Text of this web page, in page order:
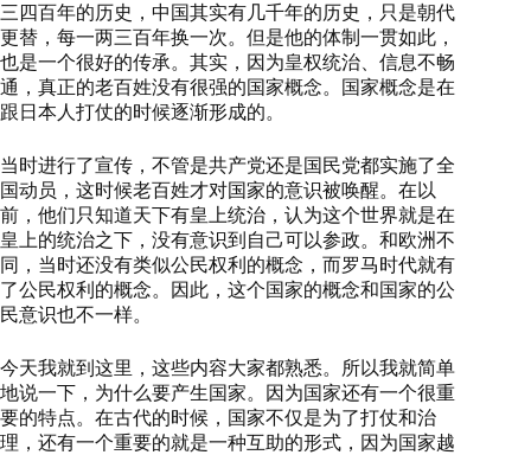
三四百年的历史，中国其实有几千年的历史，只是朝代
更替，每一两三百年换一次。但是他的体制一贯如此，
也是一个很好的传承。其实，因为皇权统治、信息不畅
通，真正的老百姓没有很强的国家概念。国家概念是在
跟日本人打仗的时候逐渐形成的。
当时进行了宣传，不管是共产党还是国民党都实施了全
国动员，这时候老百姓才对国家的意识被唤醒。在以
前，他们只知道天下有皇上统治，认为这个世界就是在
皇上的统治之下，没有意识到自己可以参政。和欧洲不
同，当时还没有类似公民权利的概念，而罗马时代就有
了公民权利的概念。因此，这个国家的概念和国家的公
民意识也不一样。
今天我就到这里，这些内容大家都熟悉。所以我就简单
地说一下，为什么要产生国家。因为国家还有一个很重
要的特点。在古代的时候，国家不仅是为了打仗和治
理，还有一个重要的就是一种互助的形式，因为国家越